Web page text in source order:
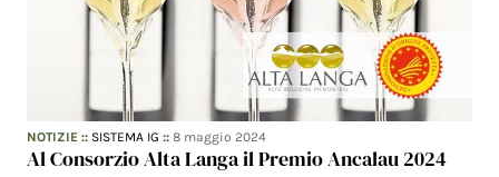
NOTIZIE :: SISTEMA IG ::8 maggio 2024
Al Consorzio Alta Langa il Premio Ancalau 2024